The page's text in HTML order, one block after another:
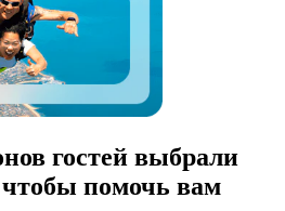
гостей выбрали
помочь вам